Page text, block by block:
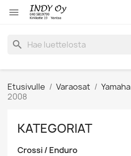

search
Etusivulle Varaosat Yamaha
2008
KATEGORIAT
Crossi / Enduro